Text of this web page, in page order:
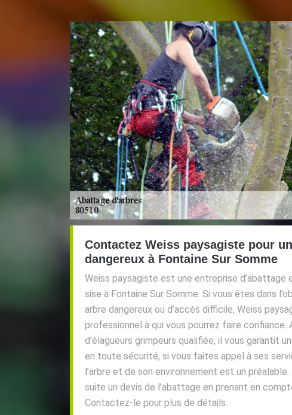
Contactez Weiss paysagiste pour
dangereux à Fontaine Sur Somme
Weiss paysagiste est une entreprise d’abattage
sise à Fontaine Sur Somme. Si vous êtes dans
arbre dangereux ou d’accès difficile, Weiss
professionnel à qui vous pourrez faire confiance.
d’élagueurs grimpeurs qualifiée, il vous garantit
en toute sécurité, si vous faites appel à ses
l’arbre et de son environnement est un
suite un devis de l’abattage en prenant en
Contactez-le pour plus de détails.